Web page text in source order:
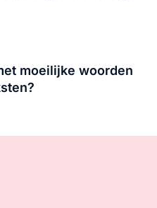
moeilijke woorden